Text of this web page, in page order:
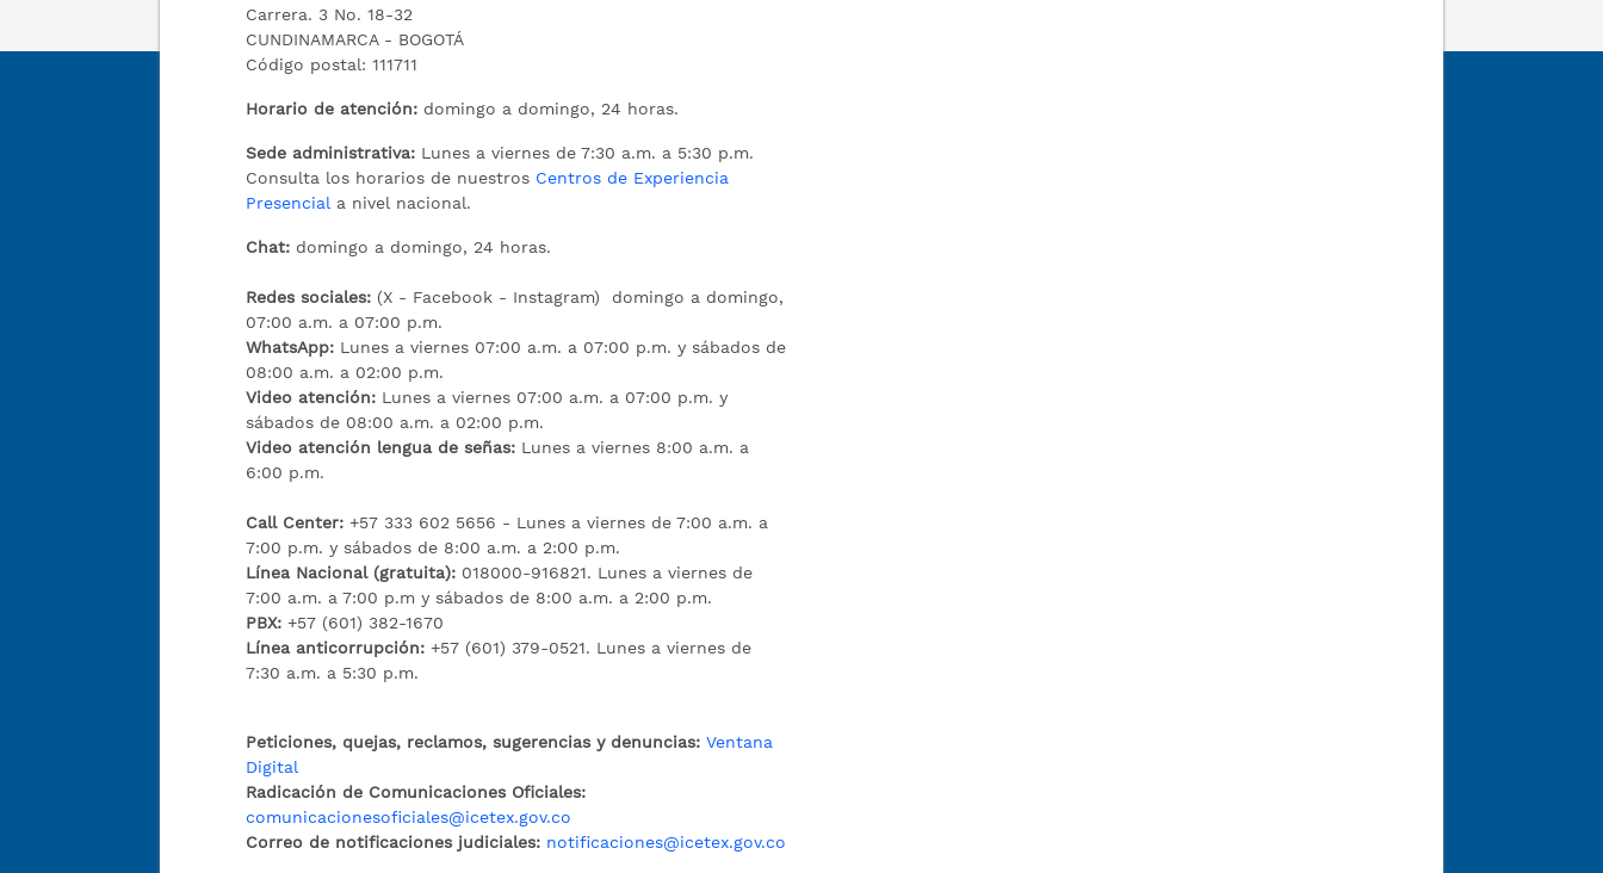
Carrera. 3 No. 18-32
CUNDINAMARCA - BOGOTÁ
Código postal: 111711
Horario de atención: domingo a domingo, 24 horas.
Sede administrativa: Lunes a viernes de 7:30 a.m. a 5:30 p.m.
Consulta los horarios de nuestros Centros de Experiencia
Presencial a nivel nacional.
Chat: domingo a domingo, 24 horas.
Redes sociales: (X - Facebook - Instagram) domingo a domingo,
07:00 a.m. a 07:00 p.m.
WhatsApp: Lunes a viernes 07:00 a.m. a 07:00 p.m. y sábados de
08:00 a.m. a 02:00 p.m.
Video atención: Lunes a viernes 07:00 a.m. a 07:00 p.m. y
sábados de 08:00 a.m. a 02:00 p.m.
Video atención lengua de señas: Lunes a viernes 8:00 a.m. a
6:00 p.m.
Call Center:+57 333 602 5656 - Lunes a viernes de 7:00 a.m. a
7:00 p.m. y sábados de 8:00 a.m. a 2:00 p.m.
Línea Nacional (gratuita): 018000-916821. Lunes a viernes de
7:00 a.m. a 7:00 p.m y sábados de 8:00 a.m. a 2:00 p.m.
PBX:+57 (601) 382-1670
Línea anticorrupción:+57 (601) 379-0521. Lunes a viernes de
7:30 a.m. a 5:30 p.m.
Peticiones, quejas, reclamos, sugerencias y denuncias: Ventana
Digital
Radicación de Comunicaciones Oficiales:
comunicacionesoficiales@icetex.gov.co
Correo de notificaciones judiciales: notificaciones@icetex.gov.co